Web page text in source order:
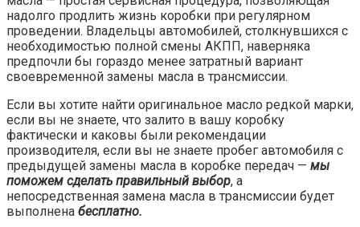
надолго продлить жизнь коробки при регулярном
проведении. Владельцы автомобилей, столкнувшихся с
необходимостью полной смены АКПП, наверняка
предпочли бы гораздо менее затратный вариант
своевременной замены масла в трансмиссии.
Если вы хотите найти оригинальное масло редкой марки,
если вы не знаете, что залито в вашу коробку
фактически и каковы были рекомендации
производителя, если вы не знаете пробег автомобиля с
предыдущей замены масла в коробке передач — мы
поможем сделать правильный выбор, а
непосредственная замена масла в трансмиссии будет
выполнена бесплатно.